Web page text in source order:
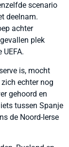
scenario
deelnam.
achter
plek
is, mocht
echter nog
gehoord en
tussen Spanje
de Noord-Ierse